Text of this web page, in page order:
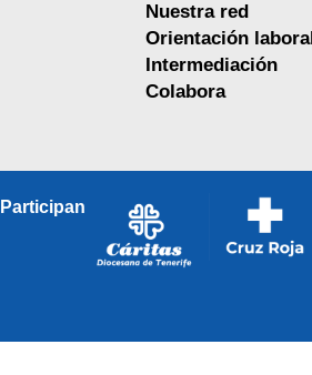
Nuestra red
Orientación laboral
Intermediación
Colabora
Participan